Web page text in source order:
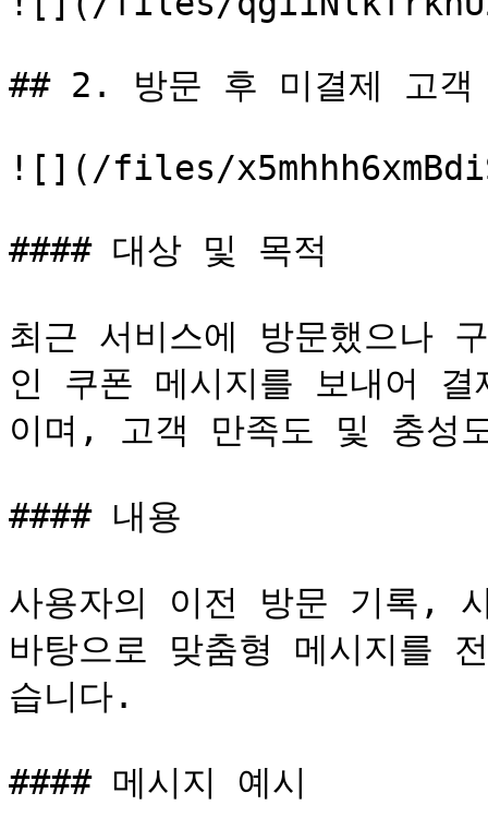
## 2. 방문 후 미결제 고객
![](/files/
#### 대상 및 목적
최근 서비스에 방문했으나
인 쿠폰 메시지를 보내어
이며, 고객 만족도 및 충성
#### 내용
사용자의 이전 방문 기록,
바탕으로 맞춤형 메시지를
습니다.
#### 메시지 예시